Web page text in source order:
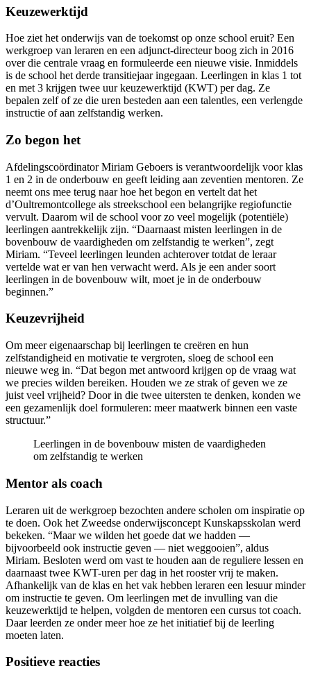
Keuzewerktijd
Hoe ziet het onderwijs van de toekomst op onze school eruit? Een
werkgroep van leraren en een adjunct-directeur boog zich in 2016
over die centrale vraag en formuleerde een nieuwe visie. Inmiddels
is de school het derde transitiejaar ingegaan. Leerlingen in klas 1 tot
en met 3 krijgen twee uur keuzewerktijd (KWT) per dag. Ze
bepalen zelf of ze die uren besteden aan een talentles, een verlengde
instructie of aan zelfstandig werken.
Zo begon het
Afdelingscoördinator Miriam Geboers is verantwoordelijk voor klas
1 en 2 in de onderbouw en geeft leiding aan zeventien mentoren. Ze
neemt ons mee terug naar hoe het begon en vertelt dat het
d’Oultremontcollege als streekschool een belangrijke regiofunctie
vervult. Daarom wil de school voor zo veel mogelijk (potentiële)
leerlingen aantrekkelijk zijn. “Daarnaast misten leerlingen in de
bovenbouw de vaardigheden om zelfstandig te werken”, zegt
Miriam. “Teveel leerlingen leunden achterover totdat de leraar
vertelde wat er van hen verwacht werd. Als je een ander soort
leerlingen in de bovenbouw wilt, moet je in de onderbouw
beginnen.”
Keuzevrijheid
Om meer eigenaarschap bij leerlingen te creëren en hun
zelfstandigheid en motivatie te vergroten, sloeg de school een
nieuwe weg in. “Dat begon met antwoord krijgen op de vraag wat
we precies wilden bereiken. Houden we ze strak of geven we ze
juist veel vrijheid? Door in die twee uitersten te denken, konden we
een gezamenlijk doel formuleren: meer maatwerk binnen een vaste
structuur.”
Leerlingen in de bovenbouw misten de vaardigheden
om zelfstandig te werken
Mentor als coach
Leraren uit de werkgroep bezochten andere scholen om inspiratie op
te doen. Ook het Zweedse onderwijsconcept Kunskapsskolan werd
bekeken. “Maar we wilden het goede dat we hadden —
bijvoorbeeld ook instructie geven — niet weggooien”, aldus
Miriam. Besloten werd om vast te houden aan de reguliere lessen en
daarnaast twee KWT-uren per dag in het rooster vrij te maken.
Afhankelijk van de klas en het vak hebben leraren een lesuur minder
om instructie te geven. Om leerlingen met de invulling van die
keuzewerktijd te helpen, volgden de mentoren een cursus tot coach.
Daar leerden ze onder meer hoe ze het initiatief bij de leerling
moeten laten.
Positieve reacties